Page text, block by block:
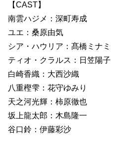
【CAST】
南雲ハジメ：深町寿成
ユエ：桑原由気
シア・ハウリア：髙橋ミナミ
ティオ・クラルス：日笠陽子
白崎香織：大西沙織
八重樫雫：花守ゆみり
天之河光輝：柿原徹也
坂上龍太郎：木島隆一
谷口鈴：伊藤彩沙